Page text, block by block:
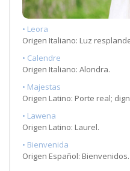
• Leora
Origen Italiano: Luz
• Calendre
Origen Italiano: Alondra.
• Majestas
Origen Latino: Porte real;
• Lawena
Origen Latino: Laurel.
• Bienvenida
Origen Español: Bienvenidos.